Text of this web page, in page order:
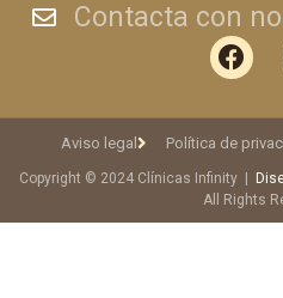
Contacta con
Copyright © 2024 Clínicas Infinity |
All Rights
Aviso legal Política de